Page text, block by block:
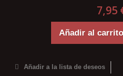
7,95
Añadir al carrito
Añadir a la lista de deseos